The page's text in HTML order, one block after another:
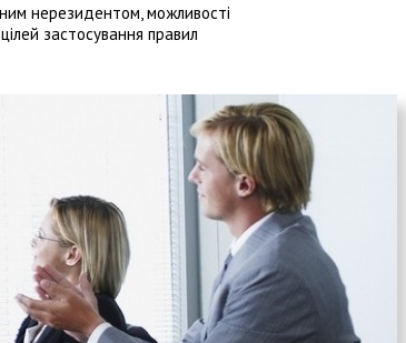
нерезидентом, можливості
застосування правил